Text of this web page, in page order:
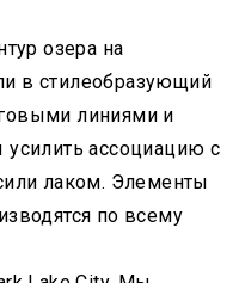
озера на
в стилеобразующий
линиями и
ассоциацию с
лаком. Элементы
по всему